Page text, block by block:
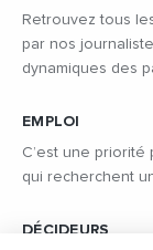
Retrouvez tous
par nos
dynamiques des
EMPLOI
C’est une priorité
qui recherchent
DÉCIDEURS